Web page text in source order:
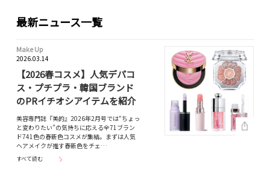
最新ニュース一覧
Make Up
2026.03.14
【2026春コスメ】人気デパコ
ス・プチプラ・韓国ブランド
のPRイチオシアイテムを紹介
美容専門誌『美的』2026年2月号では“ちょっ
と変わりたい”の気持ちに応える全71ブラン
ド741色の春新色コスメが集結。まずは人気
ヘアメイクが推す春新色をチェ…
すべて読む